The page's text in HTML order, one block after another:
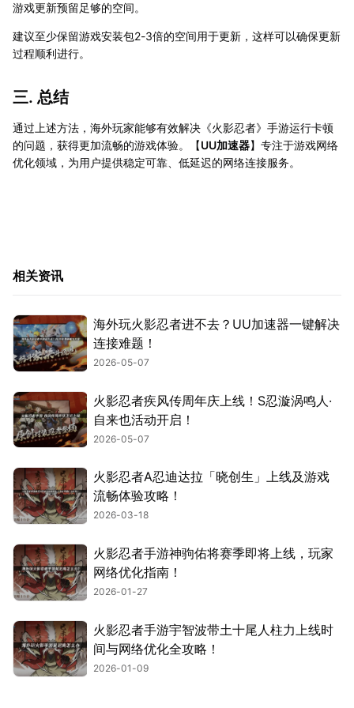
游戏更新预留足够的空间。
建议至少保留游戏安装包2-3倍的空间用于更新，这样可以确保更新
过程顺利进行。
三. 总结
通过上述方法，海外玩家能够有效解决《火影忍者》手游运行卡顿
的问题，获得更加流畅的游戏体验。【UU加速器】专注于游戏网络
优化领域，为用户提供稳定可靠、低延迟的网络连接服务。
相关资讯
海外玩火影忍者进不去？UU加速器一键解决
连接难题！
2026-05-07
火影忍者疾风传周年庆上线！S忍漩涡鸣人·
自来也活动开启！
2026-05-07
火影忍者A忍迪达拉「晓创生」上线及游戏
流畅体验攻略！
2026-03-18
火影忍者手游神驹佑将赛季即将上线，玩家
网络优化指南！
2026-01-27
火影忍者手游宇智波带土十尾人柱力上线时
间与网络优化全攻略！
2026-01-09